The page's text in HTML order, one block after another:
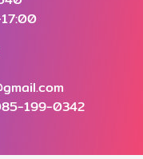
199-0342